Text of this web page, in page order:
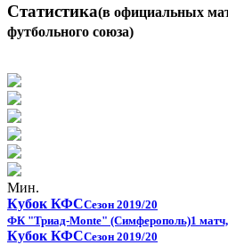
Статистика(в официальных
футбольного союза)
Мин.
Кубок КФССезон 2019/20
ФК "Триад-Monte" (Симферополь)1
Кубок КФССезон 2019/20